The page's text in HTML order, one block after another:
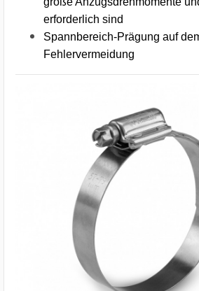
erforderlich sind
Spannbereich-Prägung auf
Fehlervermeidung